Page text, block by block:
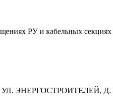
РУ и кабельных
УЛ. ЭНЕРГОСТРОИТЕЛЕЙ, Д.